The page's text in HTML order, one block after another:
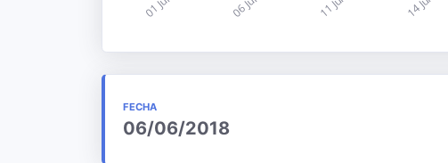
FECHA
06/06/2018